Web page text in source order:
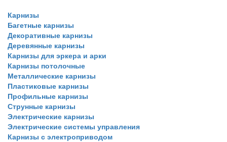
Карнизы
Багетные карнизы
Декоративные карнизы
Деревянные карнизы
Карнизы для эркера и арки
Карнизы потолочные
Металлические карнизы
Пластиковые карнизы
Профильные карнизы
Струнные карнизы
Электрические карнизы
Электрические системы управления
Карнизы с электроприводом